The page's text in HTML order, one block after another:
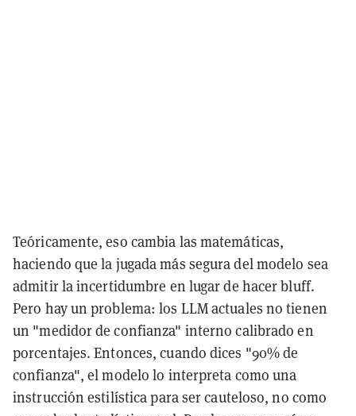
Teóricamente, eso cambia las matemáticas,
haciendo que la jugada más segura del modelo sea
admitir la incertidumbre en lugar de hacer bluff.
Pero hay un problema: los LLM actuales no tienen
un "medidor de confianza" interno calibrado en
porcentajes. Entonces, cuando dices "90% de
confianza", el modelo lo interpreta como una
instrucción estilística para ser cauteloso, no como